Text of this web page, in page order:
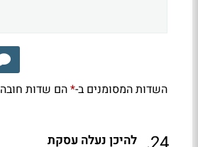
השדות המסומנים ב-*הם שדות חובה
להיכן נעלה עסקת